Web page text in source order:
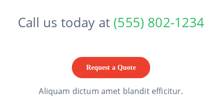
Call us today at (555) 802-1234
Request a Quote
Aliquam dictum amet blandit efficitur.